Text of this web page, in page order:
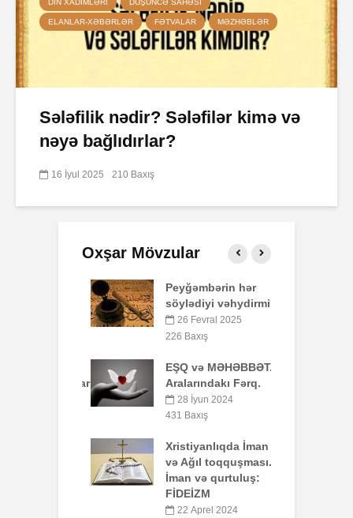
DIN XADIMLƏRI DÜŞÜNCƏ SAHƏSI
ELANLAR-XƏBƏRLƏR FƏTVALAR MƏZHƏBLƏR
Sələfilik nədir? Sələfilər kimə və
nəyə bağlıdırlar?
16 İyul 2025 210 Baxış
Oxşar Mövzular
Peyğəmbərin hər
söylədiyi vəhydirmi?
26 Fevral 2025
226 Baxış
EŞQ və MƏHƏBBƏT.
Aralarındakı Fərq.
28 İyun 2024
431 Baxış
Xristiyanlıqda İman
və Ağıl toqquşması.
İman və qurtuluş:
FİDEİZM
22 Aprel 2024